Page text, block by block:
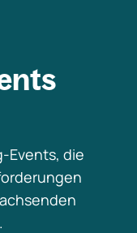
Events, die